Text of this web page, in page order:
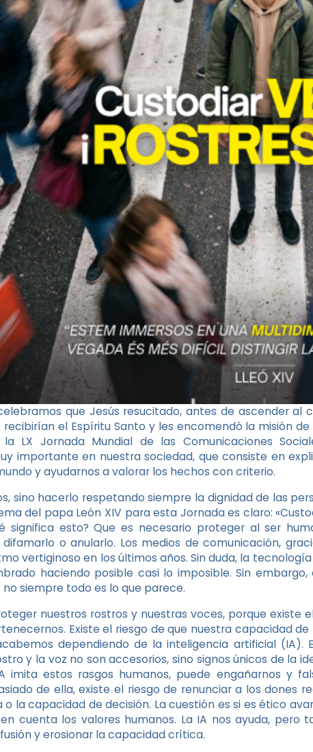
que Jesús resucitado, antes de ascender al
el Espíritu Santo y les encomendó la misión de
LX Jornada Mundial de las Comunicaciones
importante en nuestra sociedad, que consiste en
y ayudarnos a valorar los hechos con criterio.
sino hacerlo respetando siempre la dignidad de las
del papa León XIV para esta Jornada es claro:
significa esto? Que es necesario proteger al ser
o anularlo. Los medios de comunicación,
vertiginoso en los últimos años. Sin duda, la
haciendo posible casi lo imposible. Sin embargo,
siempre todo es lo que parece.
nuestros rostros y nuestras voces, porque existe
Existe el riesgo de que nuestra capacidad de
dependiendo de la inteligencia artificial (IA).
y la voz no son accesorios, sino signos únicos de la
imita estos rasgos humanos, puede engañarnos y
de ella, existe el riesgo de renunciar a los dones
la capacidad de decisión. La cuestión es si es ético
cuenta los valores humanos. La IA nos ayuda, pero
y erosionar la capacidad crítica.